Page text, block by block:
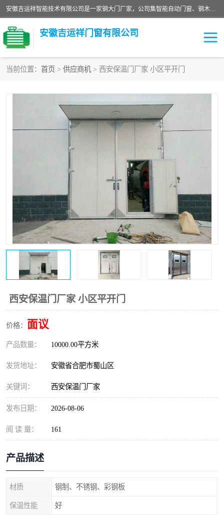
安徽吉运祥智能技术有限公司是一家钢大门厂家，公司集智能自动门窗、钢木门、特种门窗、工业门窗、图集门窗、定制门窗、非标门窗等通道产品的研发设计、制作、安装于一体的综合性、性高新技术企业。
安徽吉运祥门窗有限公司
当前位置： 首页 > 供应商机 > 西安保温门厂家 小区平开门
西安保温门厂家 小区平开门
价格： 面议
产品数量： 10000.00平方米
发货地址： 安徽省合肥市蜀山区
关键词： 西安保温门厂家
发布日期： 2026-08-06
阅 读 量： 161
产品描述
材质 钢制、不锈钢、彩钢板
保温性能 好
变压器室门窗
钢木门
工业平移门
监狱门及监狱设备
变压器室配电房门 钢大门厂家
防火门 彩钢板门